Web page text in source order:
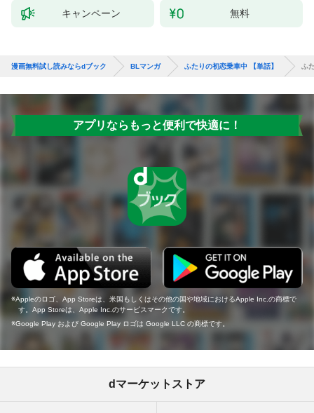
キャンペーン 無料
漫画無料試し読みならdブック BLマンガ ふたりの初恋乗車中 【単話】 ふ
アプリならもっと便利で快適に！
Appleのロゴ、App Storeは、米国もしくはその他の国や地域におけるApple Inc.の商標で
す。App Storeは、Apple Inc.のサービスマークです。
Google Play および Google Play ロゴは Google LLC の商標です。
dマーケットストア